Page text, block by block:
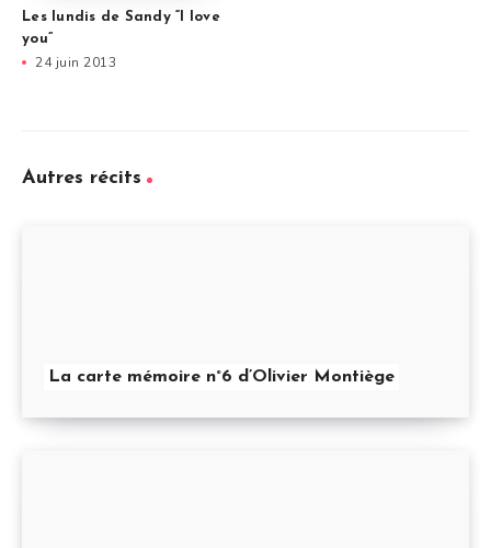
Les lundis de Sandy “I love
you”
24 juin 2013
Autres récits
La carte mémoire n°6 d’Olivier Montiège